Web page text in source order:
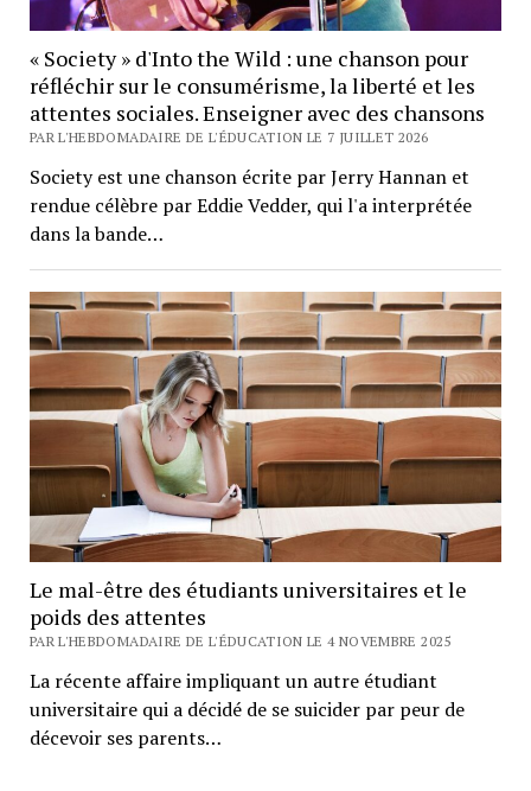
« Society » d'Into the Wild : une chanson pour
réfléchir sur le consumérisme, la liberté et les
attentes sociales. Enseigner avec des chansons
PAR L'HEBDOMADAIRE DE L'ÉDUCATION LE 7 JUILLET 2026
Society est une chanson écrite par Jerry Hannan et
rendue célèbre par Eddie Vedder, qui l'a interprétée
dans la bande…
Le mal-être des étudiants universitaires et le
poids des attentes
PAR L'HEBDOMADAIRE DE L'ÉDUCATION LE 4 NOVEMBRE 2025
La récente affaire impliquant un autre étudiant
universitaire qui a décidé de se suicider par peur de
décevoir ses parents…